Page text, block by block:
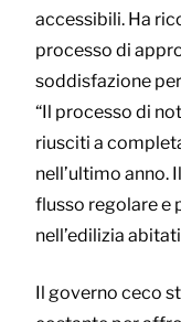
accessibili. Ha
processo di
soddisfazione
“Il processo di
riusciti a
nell’ultimo anno.
flusso regolare e
nell’edilizia
Il governo ceco